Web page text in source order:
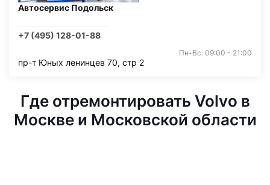
Автосервис Подольск
+7 (495) 128-01-88
Пн-Вс: 09:00 - 21:00
пр-т Юных ленинцев 70, стр 2
Где отремонтировать Volvo в
Москве и Московской области